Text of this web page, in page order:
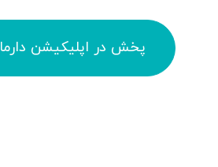
پخش در اپلیکیشن دارما